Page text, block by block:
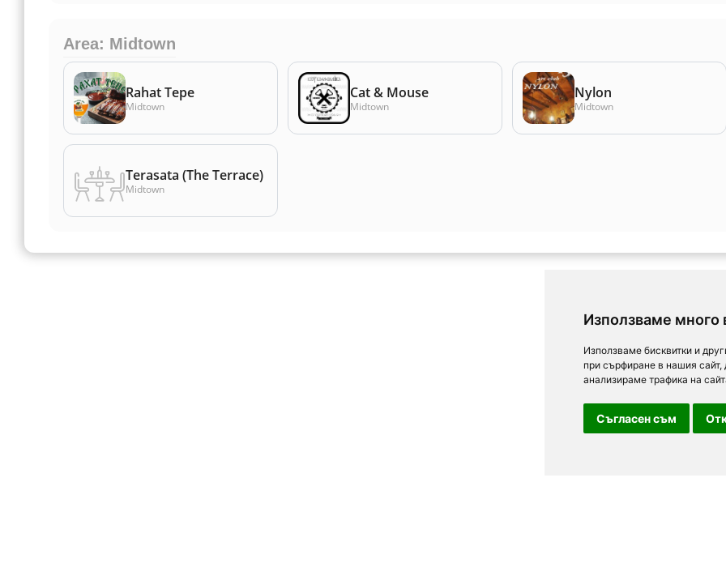
Използваме много
Използваме бисквитки и
при сърфиране в нашия
анализираме трафика на
Съгласен съм
Area: Midtown
Rahat Tepe
Midtown
Cat & Mouse
Midtown
Nylon
Midtown
Terasata (The Terrace)
Midtown